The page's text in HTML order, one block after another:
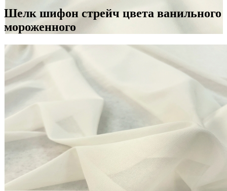
Шелк шифон стрейч цвета ванильного
мороженного